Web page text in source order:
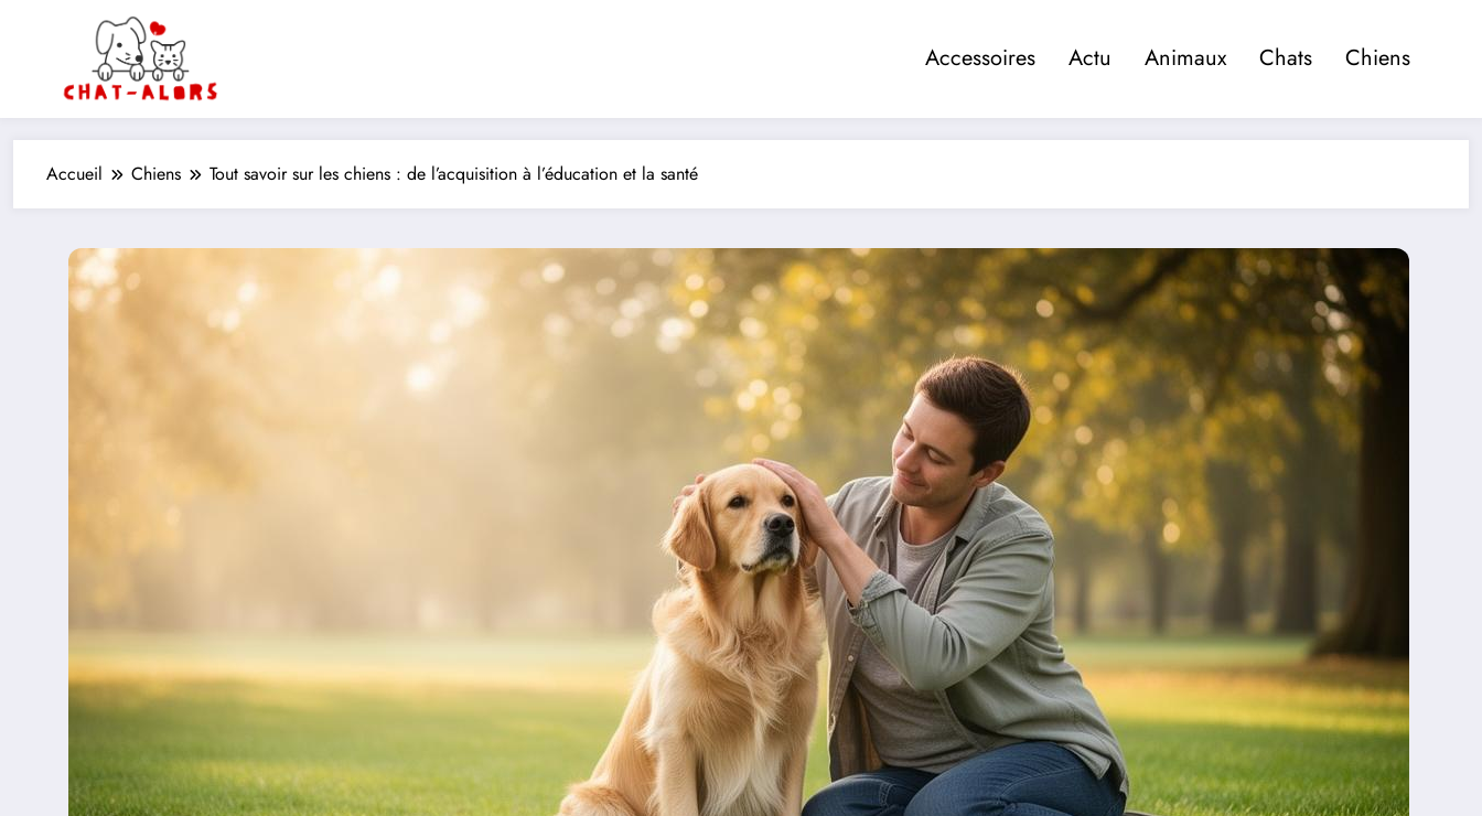
Accessoires Actu Animaux Chats Chiens
Accueil Chiens Tout savoir sur les chiens : de l’acquisition à l’éducation et la santé